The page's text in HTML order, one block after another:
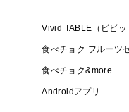
Vivid TABLE（ビビッ
食べチョク フルーツ
食べチョク&more
Androidアプリ